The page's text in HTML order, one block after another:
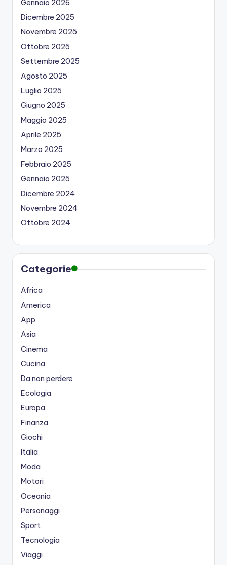
Gennaio 2026
Dicembre 2025
Novembre 2025
Ottobre 2025
Settembre 2025
Agosto 2025
Luglio 2025
Giugno 2025
Maggio 2025
Aprile 2025
Marzo 2025
Febbraio 2025
Gennaio 2025
Dicembre 2024
Novembre 2024
Ottobre 2024
Categorie
Africa
America
App
Asia
Cinema
Cucina
Da non perdere
Ecologia
Europa
Finanza
Giochi
Italia
Moda
Motori
Oceania
Personaggi
Sport
Tecnologia
Viaggi